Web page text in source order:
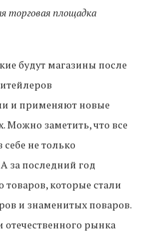
торговая площадка
будут магазины после
и применяют новые
Можно заметить, что все
не только
за последний год
которые стали
и знаменитых поваров.
рынка